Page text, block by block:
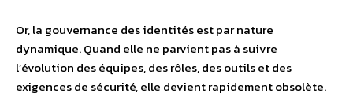
Or, la gouvernance des identités est par nature
dynamique. Quand elle ne parvient pas à suivre
l’évolution des équipes, des rôles, des outils et des
exigences de sécurité, elle devient rapidement obsolète.